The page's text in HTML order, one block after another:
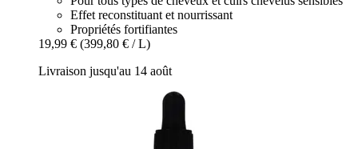
Effet reconstituant et nourrissant
Propriétés fortifiantes
19,99 € (399,80 € / L)
Livraison jusqu'au 14 août